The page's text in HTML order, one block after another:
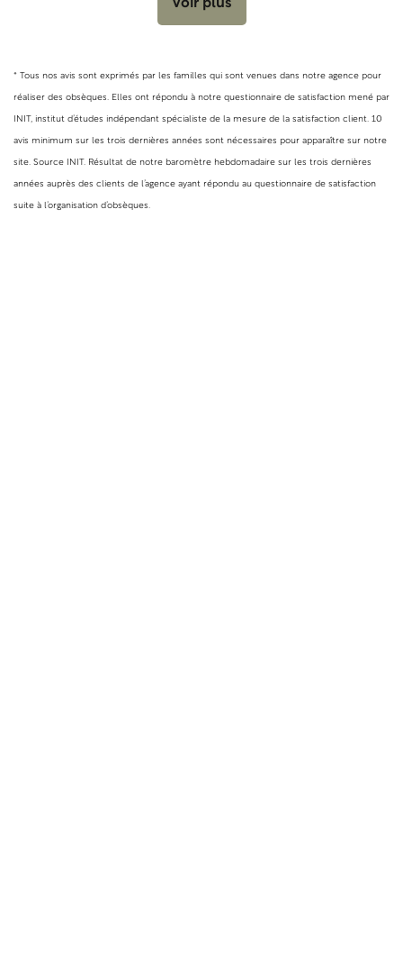
Voir plus
* Tous nos avis sont exprimés par les familles qui sont venues dans notre agence pour
réaliser des obsèques. Elles ont répondu à notre questionnaire de satisfaction mené par
INIT, institut d’études indépendant spécialiste de la mesure de la satisfaction client. 10
avis minimum sur les trois dernières années sont nécessaires pour apparaître sur notre
site. Source INIT. Résultat de notre baromètre hebdomadaire sur les trois dernières
années auprès des clients de l’agence ayant répondu au questionnaire de satisfaction
suite à l’organisation d’obsèques.